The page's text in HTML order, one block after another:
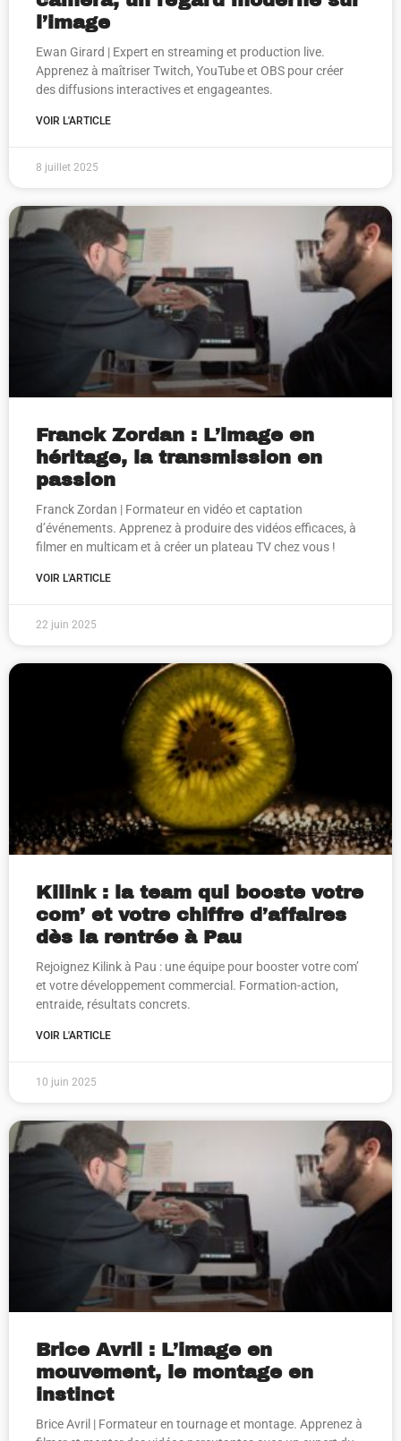
l’image
Ewan Girard | Expert en streaming et production live.
Apprenez à maîtriser Twitch, YouTube et OBS pour créer
des diffusions interactives et engageantes.
VOIR L'ARTICLE
8 juillet 2025
Franck Zordan : L’image en
héritage, la transmission en
passion
Franck Zordan | Formateur en vidéo et captation
d’événements. Apprenez à produire des vidéos efficaces, à
filmer en multicam et à créer un plateau TV chez vous !
VOIR L'ARTICLE
22 juin 2025
Kilink : la team qui booste votre
com’ et votre chiffre d’affaires
dès la rentrée à Pau
Rejoignez Kilink à Pau : une équipe pour booster votre com’
et votre développement commercial. Formation-action,
entraide, résultats concrets.
VOIR L'ARTICLE
10 juin 2025
Brice Avril : L’image en
mouvement, le montage en
instinct
Brice Avril | Formateur en tournage et montage. Apprenez à